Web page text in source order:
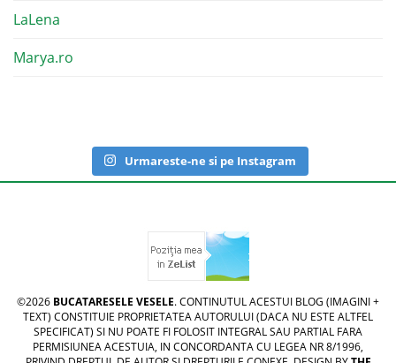
LaLena
Marya.ro
Urmareste-ne si pe Instagram
©2026 BUCATARESELE VESELE. CONTINUTUL ACESTUI BLOG (IMAGINI +
TEXT) CONSTITUIE PROPRIETATEA AUTORULUI (DACA NU ESTE ALTFEL
SPECIFICAT) SI NU POATE FI FOLOSIT INTEGRAL SAU PARTIAL FARA
PERMISIUNEA ACESTUIA, IN CONCORDANTA CU LEGEA NR 8/1996,